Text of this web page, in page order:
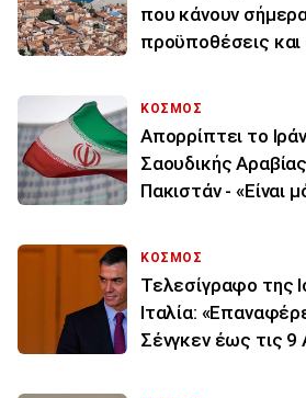
που κάνουν
προϋποθέσεις και
ΚΟΣΜΟΣ
Απορρίπτει το
Σαουδικής
Πακιστάν - «Είναι
ΚΟΣΜΟΣ
Τελεσίγραφο της
Ιταλία:
Σένγκεν έως τις 9